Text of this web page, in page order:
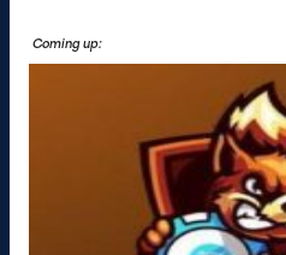
Coming up: